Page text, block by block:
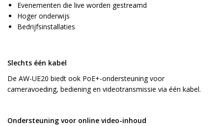
Evenementen die live worden gestreamd
Hoger onderwijs
Bedrijfsinstallaties
Slechts één kabel
De AW-UE20 biedt ook PoE+-ondersteuning voor
cameravoeding, bediening en videotransmissie via één kabel.
Ondersteuning voor online video-inhoud